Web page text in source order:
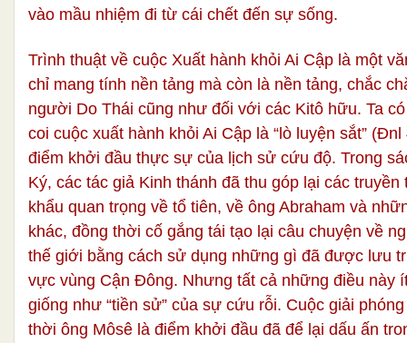
vào mầu nhiệm đi từ cái chết đến sự sống.
Trình thuật về cuộc Xuất hành khỏi Ai Cập là một
chỉ mang tính nền tảng mà còn là nền tảng, chắc
người Do Thái cũng như đối với các Kitô hữu. Ta
coi cuộc xuất hành khỏi Ai Cập là “lò luyện sắt”
điểm khởi đầu thực sự của lịch sử cứu độ. Trong
Ký, các tác giả Kinh thánh đã thu góp lại các truyền
khẩu quan trọng về tổ tiên, về ông Abraham và
khác, đồng thời cố gắng tái tạo lại câu chuyện về
thế giới bằng cách sử dụng những gì đã được lưu
vực vùng Cận Đông. Nhưng tất cả những điều này
giống như “tiền sử” của sự cứu rỗi. Cuộc giải
thời ông Môsê là điểm khởi đầu đã để lại dấu ấn